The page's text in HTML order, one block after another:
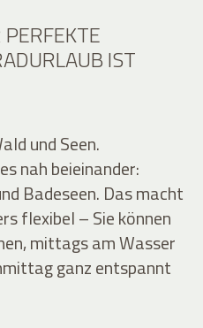
IST
und Seen.
nah beieinander:
Badeseen. Das macht
flexibel – Sie können
mittags am Wasser
ganz entspannt